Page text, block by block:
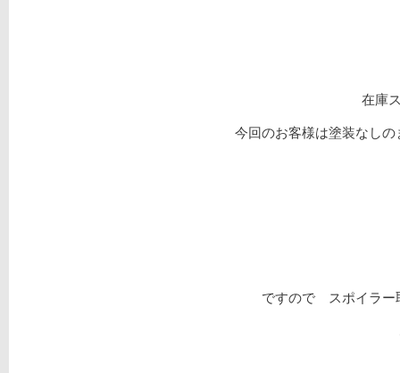
在庫
今回のお客様は塗装なし
ですので スポイラー